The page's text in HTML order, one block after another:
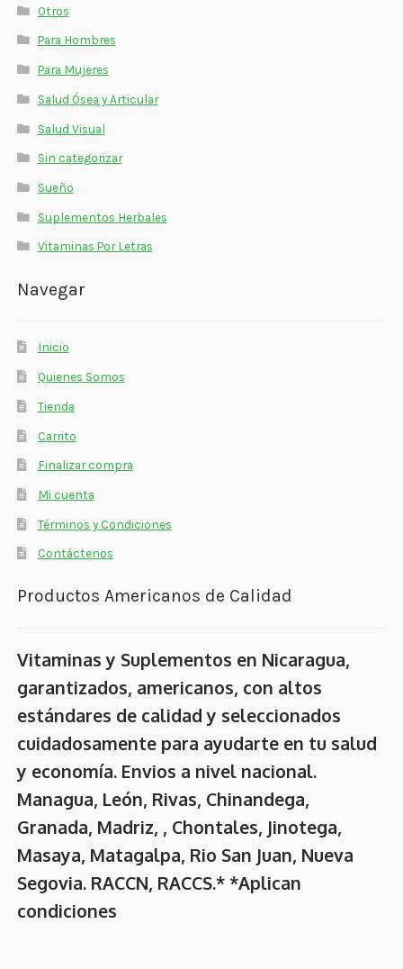
Otros
Para Hombres
Para Mujeres
Salud Ósea y Articular
Salud Visual
Sin categorizar
Sueño
Suplementos Herbales
Vitaminas Por Letras
Navegar
Inicio
Quienes Somos
Tienda
Carrito
Finalizar compra
Mi cuenta
Términos y Condiciones
Contáctenos
Productos Americanos de Calidad
Vitaminas y Suplementos en Nicaragua,
garantizados, americanos, con altos
estándares de calidad y seleccionados
cuidadosamente para ayudarte en tu salud
y economía. Envios a nivel nacional.
Managua, León, Rivas, Chinandega,
Granada, Madriz, , Chontales, Jinotega,
Masaya, Matagalpa, Rio San Juan, Nueva
Segovia. RACCN, RACCS.* *Aplican
condiciones